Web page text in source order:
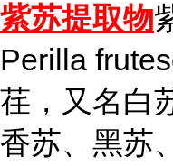
紫苏提取物
Perilla
荏，又名白
香苏、黑苏